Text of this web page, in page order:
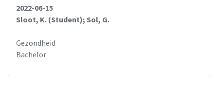
2022-06-15
Sloot, K. (Student); Sol, G.
Gezondheid
Bachelor